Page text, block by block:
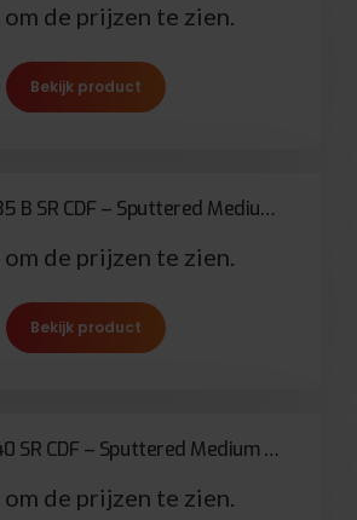
de prijzen te zien.
Bekijk product
LLumar N 1035 B SR CDF – Sputtered Medium Bronze Solar Bronze 65
de prijzen te zien.
Bekijk product
LLumar N 1040 SR CDF – Sputtered Medium Neutral Stainless Steel 65
de prijzen te zien.